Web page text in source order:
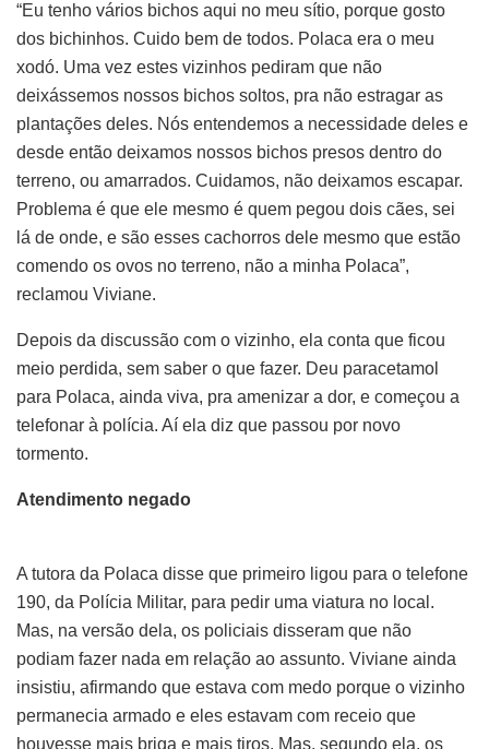
“Eu tenho vários bichos aqui no meu sítio, porque gosto
dos bichinhos. Cuido bem de todos. Polaca era o meu
xodó. Uma vez estes vizinhos pediram que não
deixássemos nossos bichos soltos, pra não estragar as
plantações deles. Nós entendemos a necessidade deles e
desde então deixamos nossos bichos presos dentro do
terreno, ou amarrados. Cuidamos, não deixamos escapar.
Problema é que ele mesmo é quem pegou dois cães, sei
lá de onde, e são esses cachorros dele mesmo que estão
comendo os ovos no terreno, não a minha Polaca”,
reclamou Viviane.
Depois da discussão com o vizinho, ela conta que ficou
meio perdida, sem saber o que fazer. Deu paracetamol
para Polaca, ainda viva, pra amenizar a dor, e começou a
telefonar à polícia. Aí ela diz que passou por novo
tormento.
Atendimento negado
A tutora da Polaca disse que primeiro ligou para o telefone
190, da Polícia Militar, para pedir uma viatura no local.
Mas, na versão dela, os policiais disseram que não
podiam fazer nada em relação ao assunto. Viviane ainda
insistiu, afirmando que estava com medo porque o vizinho
permanecia armado e eles estavam com receio que
houvesse mais briga e mais tiros. Mas, segundo ela, os